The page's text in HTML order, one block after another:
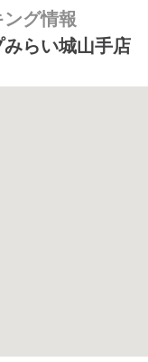
グ情報
みらい城山手店